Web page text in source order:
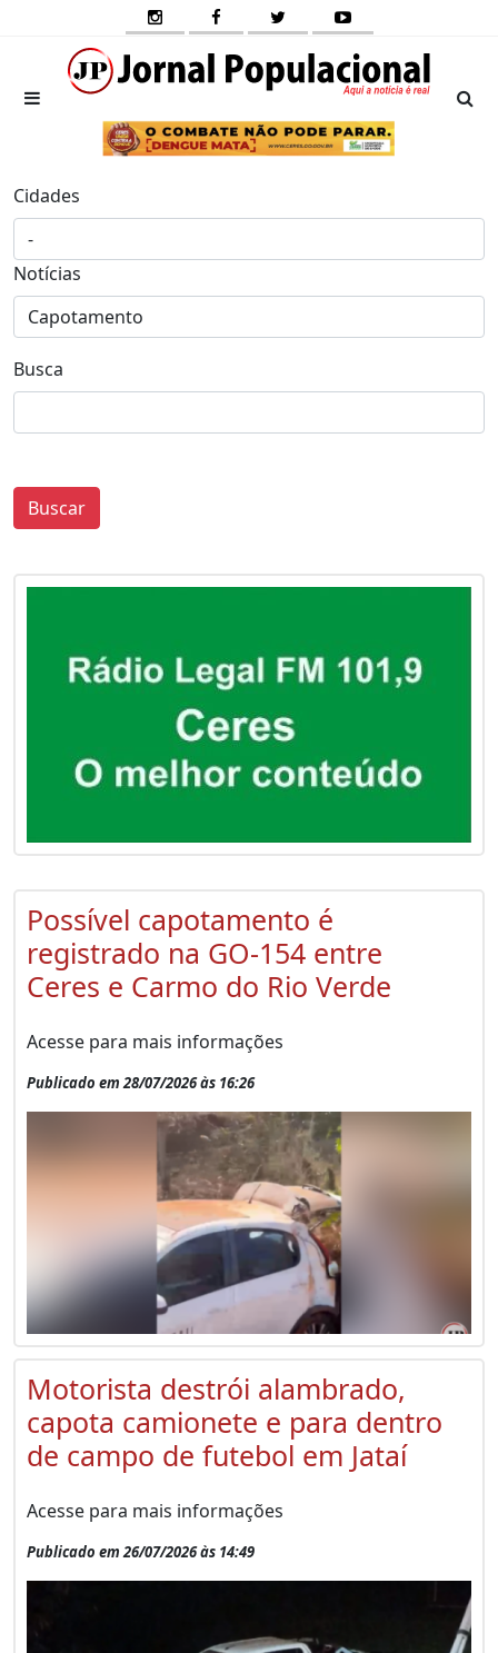
Cidades
Notícias
Busca
Buscar
Possível capotamento é
registrado na GO-154 entre
Ceres e Carmo do Rio Verde
Acesse para mais informações
Publicado em 28/07/2026 às 16:26
Motorista destrói alambrado,
capota camionete e para dentro
de campo de futebol em Jataí
Acesse para mais informações
Publicado em 26/07/2026 às 14:49